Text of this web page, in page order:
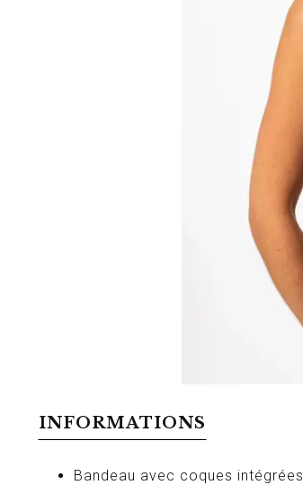
INFORMATIONS
Bandeau avec coques intégrées